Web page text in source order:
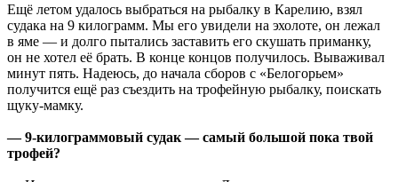
Ещё летом удалось выбраться на рыбалку в Карелию, взял
судака на 9 килограмм. Мы его увидели на эхолоте, он лежал
в яме — и долго пытались заставить его скушать приманку,
он не хотел её брать. В конце концов получилось. Вываживал
минут пять. Надеюсь, до начала сборов с «Белогорьем»
получится ещё раз съездить на трофейную рыбалку, поискать
щуку-мамку.
— 9-килограммовый судак — самый большой пока твой
трофей?